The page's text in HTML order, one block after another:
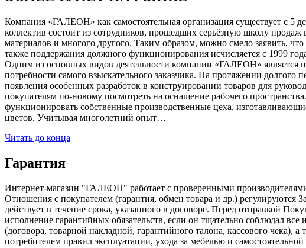
Компания «ГАЛЕОН» как самостоятельная организация существует с 5
коллектив состоит из сотрудников, прошедших серьёзную школу
материалов и многого другого. Таким образом, можно смело заявить,
также поддержания должного функционирования исчисляется с 1999
Одним из основных видов деятельности компании «ГАЛЕОН» является
потребности самого взыскательного заказчика. На протяжении
появления особенных разработок в конструировании товаров для
покупателям по-новому посмотреть на оснащение рабочего
функционировать собственные производственные цеха,
цветов. Учитывая многолетний опыт…
Читать до конца
Гарантия
Интернет-магазин "ГАЛЕОН" работает с проверенными
Отношения с покупателем (гарантия, обмен товара и др.) регулируются
действует в течение срока, указанного в договоре. Перед отправкой
исполнение гарантийных обязательств, если он тщательно соблюдал
(договора, товарной накладной, гарантийного талона, кассового
потребителем правил эксплуатации, ухода за мебелью и